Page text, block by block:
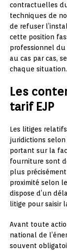
contractuelles
techniques de
de refuser
cette position
professionnel
au cas par cas,
chaque situation.
Les
tarif EJP
Les litiges
juridictions
portant sur la
fourniture sont
plus
proximité selon
dispose d’un
litige pour saisir
Avant toute
national de
souvent